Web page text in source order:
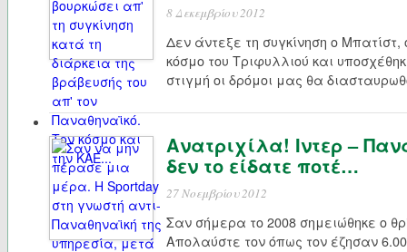
8 Δεκεμβρίου 2012
Δεν άντεξε τη συγκίνηση ο
κόσμο του Τριφυλλιού και
στιγμή οι δρόμοι μας θα
Ανατριχίλα! Ιντερ –
δεν το είδατε ποτέ…
27 Νοεμβρίου 2012
Σαν σήμερα το 2008 σημειώθηκε ο
Απολαύστε τον όπως τον έζησαν